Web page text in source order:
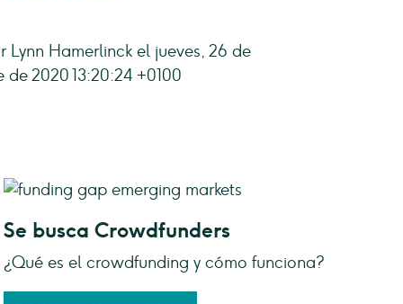
Lynn Hamerlinck el jueves, 26 de
de 2020 13:20:24 +0100
Se busca Crowdfunders
¿Qué es el crowdfunding y cómo funciona?